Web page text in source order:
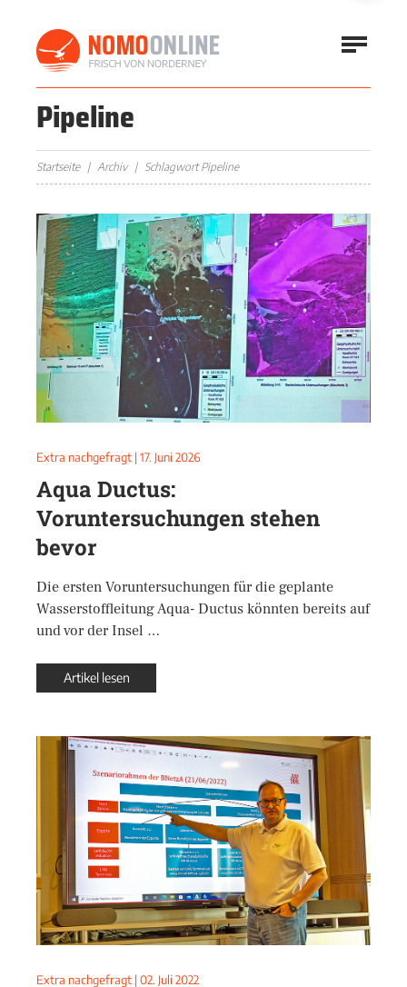
Pipeline
Startseite Archiv Schlagwort Pipeline
Extra nachgefragt | 17. Juni 2026
Aqua Ductus:
Voruntersuchungen stehen
bevor
Die ersten Voruntersuchungen für die geplante
Wasserstoffleitung Aqua- Ductus könnten bereits auf
und vor der Insel …
Artikel lesen
Extra nachgefragt | 02. Juli 2022